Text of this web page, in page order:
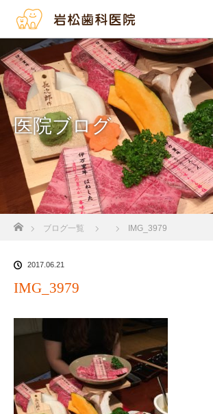
医院ブログ
ブログ一覧 IMG_3979
2017.06.21
IMG_3979